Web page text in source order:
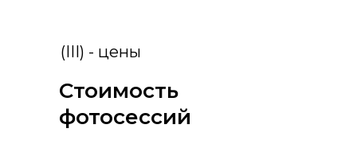
(III) - цены
Стоимость
фотосессий